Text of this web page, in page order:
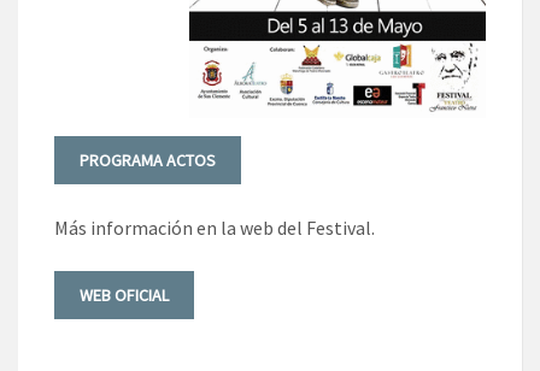
PROGRAMA ACTOS
Más información en la web del Festival.
WEB OFICIAL